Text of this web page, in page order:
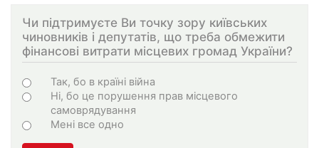
Чи підтримуєте Ви точку зору київських
чиновників і депутатів, що треба обмежити
фінансові витрати місцевих громад України?
Варіанти
Так, бо в країні війна
Ні, бо це порушення прав місцевого
самоврядування
Мені все одно